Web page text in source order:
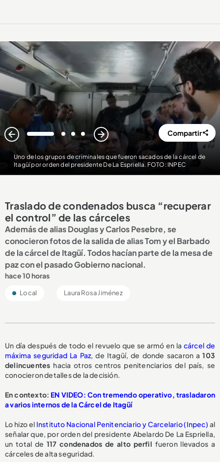
Uno de los grupos de criminales que fueron sacados de la cárcel de
Itagüí por orden del presidente De La Espriella. FOTO: INPEC
1 2 3 4 Compartir
Traslado de condenados busca “recuperar
el control” de las cárceles
Además de alias Douglas y Carlos Pesebre, se
conocieron fotos de la salida de alias Tom y el Barbado
de la cárcel de Itagüí. Todos hacían parte de la mesa de
paz con el pasado Gobierno nacional.
hace 10 horas
Local Laura Rosa Jiménez
Un día después de todo el revuelo que se armó en la cárcel de
máxima seguridad La Paz, de Itagüí, de donde sacaron a103
delincuentes hacia otros centros penitenciarios del país, se
conocieron detalles de la decisión.
En contexto: EN VIDEO: Con tremendo operativo, trasladaron
a varios internos de la Cárcel de Itagüí
Lo hizo el Instituto Nacional Penitenciario y Carcelario (Inpec) al
señalar que, por orden del presidente Abelardo De La Espriella,
un total de 117 condenados de alto perfil fueron llevados a
cárceles de alta seguridad.